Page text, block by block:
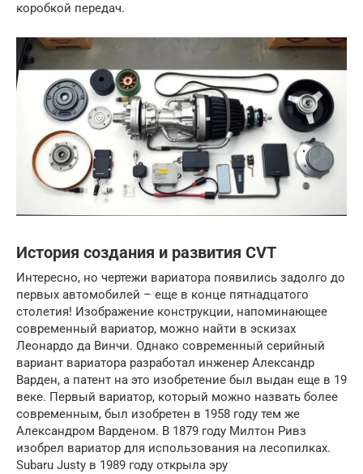
коробкой передач.
История создания и развития CVT
Интересно, но чертежи вариатора появились задолго до
первых автомобилей – еще в конце пятнадцатого
столетия! Изображение конструкции, напоминающее
современный вариатор, можно найти в эскизах
Леонардо да Винчи. Однако современный серийный
вариант вариатора разработал инженер Александр
Варден, а патент на это изобретение был выдан еще в 19
веке. Первый вариатор, который можно назвать более
современным, был изобретен в 1958 году тем же
Александром Варденом. В 1879 году Милтон Ривз
изобрел вариатор для использования на лесопилках.
Subaru Justy в 1989 году открыла эру